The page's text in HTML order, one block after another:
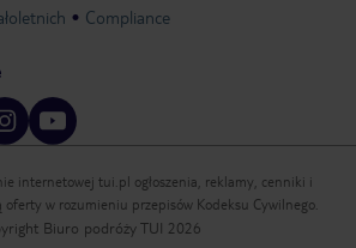
Compliance
internetowej tui.pl ogłoszenia, reklamy, cenniki i
w rozumieniu przepisów Kodeksu Cywilnego.
Biuro podróży TUI 2026